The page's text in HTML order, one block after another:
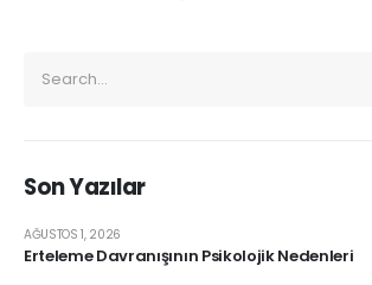
Son Yazılar
Erteleme Davranışının Psikolojik Nedenleri
AĞUSTOS 1, 2026